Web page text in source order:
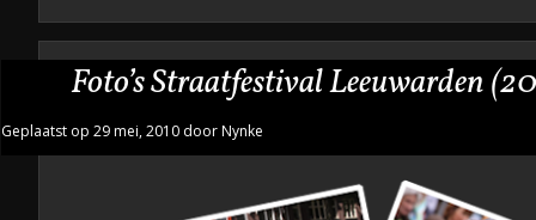
Foto’s Straatfestival Leeuwarden
Geplaatst op 29 mei, 2010 door Nynke